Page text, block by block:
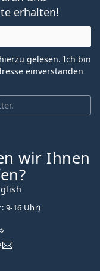
erhalten!
hierzu gelesen. Ich bin
einverstanden
wir Ihnen
9-16 Uhr)